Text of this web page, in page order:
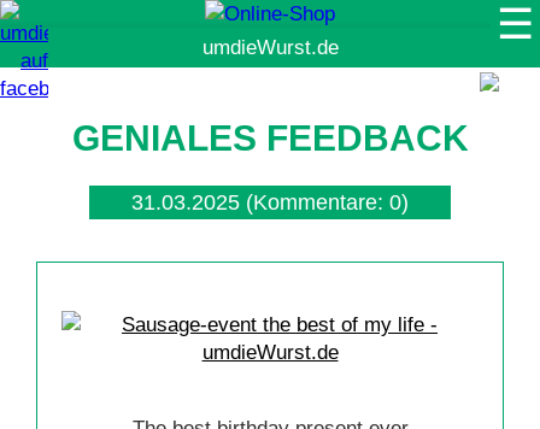
GENIALES FEEDBACK
31.03.2025 (Kommentare: 0)
☰